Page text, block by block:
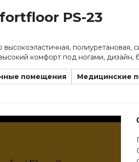
PS-23
полиуретановая,
комфорт под ногами,
помещения Медицинские